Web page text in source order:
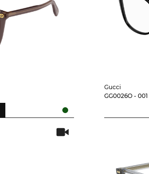
Gucci
GG0026O - 001